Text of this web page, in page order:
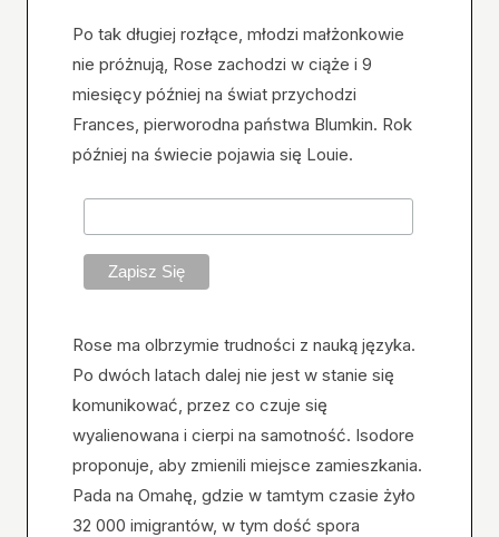
Po tak długiej rozłące, młodzi małżonkowie
nie próżnują, Rose zachodzi w ciąże i 9
miesięcy później na świat przychodzi
Frances, pierworodna państwa Blumkin. Rok
później na świecie pojawia się Louie.
Rose ma olbrzymie trudności z nauką języka.
Po dwóch latach dalej nie jest w stanie się
komunikować, przez co czuje się
wyalienowana i cierpi na samotność. Isodore
proponuje, aby zmienili miejsce zamieszkania.
Pada na Omahę, gdzie w tamtym czasie żyło
32 000 imigrantów, w tym dość spora